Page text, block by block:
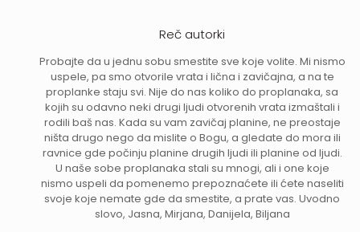
Reč autorki
Probajte da u jednu sobu smestite sve koje volite. Mi nismo
uspele, pa smo otvorile vrata i lična i zavičajna, a na te
proplanke staju svi. Nije do nas koliko do proplanaka, sa
kojih su odavno neki drugi ljudi otvorenih vrata izmaštali i
rodili baš nas. Kada su vam zavičaj planine, ne preostaje
ništa drugo nego da mislite o Bogu, a gledate do mora ili
ravnice gde počinju planine drugih ljudi ili planine od ljudi.
U naše sobe proplanaka stali su mnogi, ali i one koje
nismo uspeli da pomenemo prepoznaćete ili ćete naseliti
svoje koje nemate gde da smestite, a prate vas. Uvodno
slovo, Jasna, Mirjana, Danijela, Biljana